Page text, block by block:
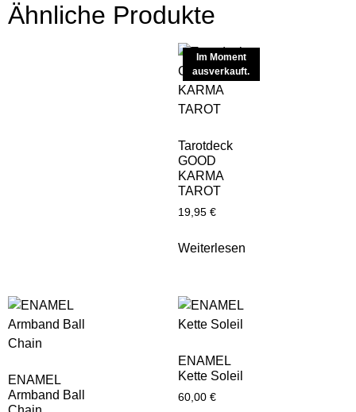
Ähnliche Produkte
Im Moment
ausverkauft.
Tarotdeck
GOOD
KARMA
TAROT
19,95 €
Weiterlesen
ENAMEL
Armband Ball
ENAMEL
Kette Soleil
60,00 €